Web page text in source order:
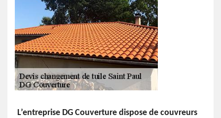
L’entreprise DG Couverture dispose de couvreurs